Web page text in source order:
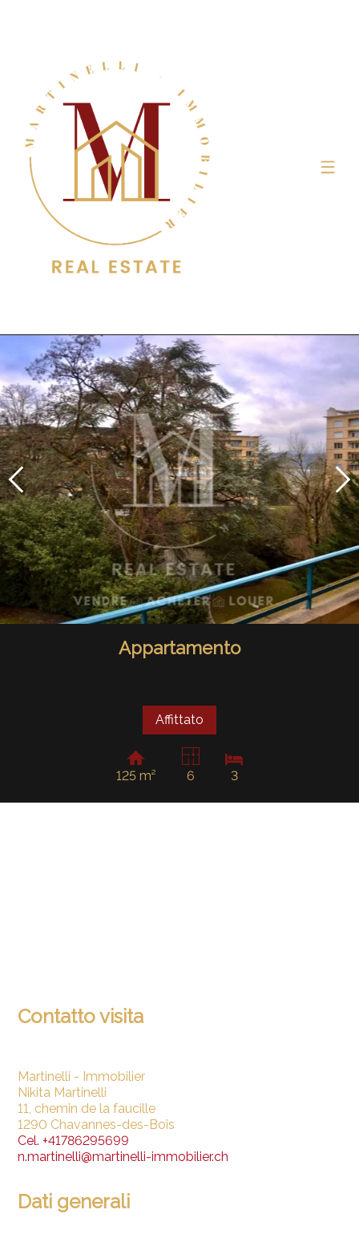
Appartamento
Affittato
125 m² 6 3
Contatto visita
Martinelli - Immobilier
Nikita Martinelli
11, chemin de la faucille
1290 Chavannes-des-Bois
Cel.+41786295699
n.martinelli@martinelli-immobilier.ch
Dati generali